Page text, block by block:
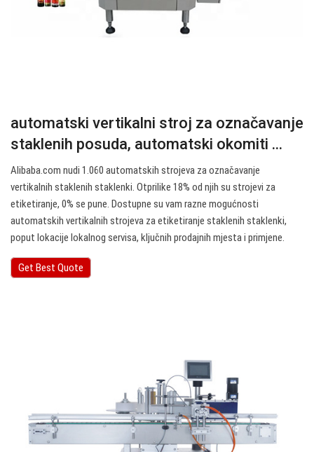
automatski vertikalni stroj za označavanje
staklenih posuda, automatski okomiti ...
Alibaba.com nudi 1.060 automatskih strojeva za označavanje
vertikalnih staklenih staklenki. Otprilike 18% od njih su strojevi za
etiketiranje, 0% se pune. Dostupne su vam razne mogućnosti
automatskih vertikalnih strojeva za etiketiranje staklenih staklenki,
poput lokacije lokalnog servisa, ključnih prodajnih mjesta i primjene.
Get Best Quote